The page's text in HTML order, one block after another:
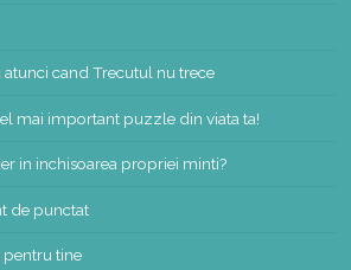
atunci cand Trecutul nu trece
mai important puzzle din viata ta!
in inchisoarea propriei minti?
de punctat
pentru tine